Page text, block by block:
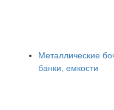
Металлические
банки, емкости